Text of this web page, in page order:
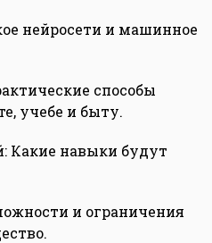
нейросети и машинное
способы
учебе и быту.
Какие навыки будут
и ограничения